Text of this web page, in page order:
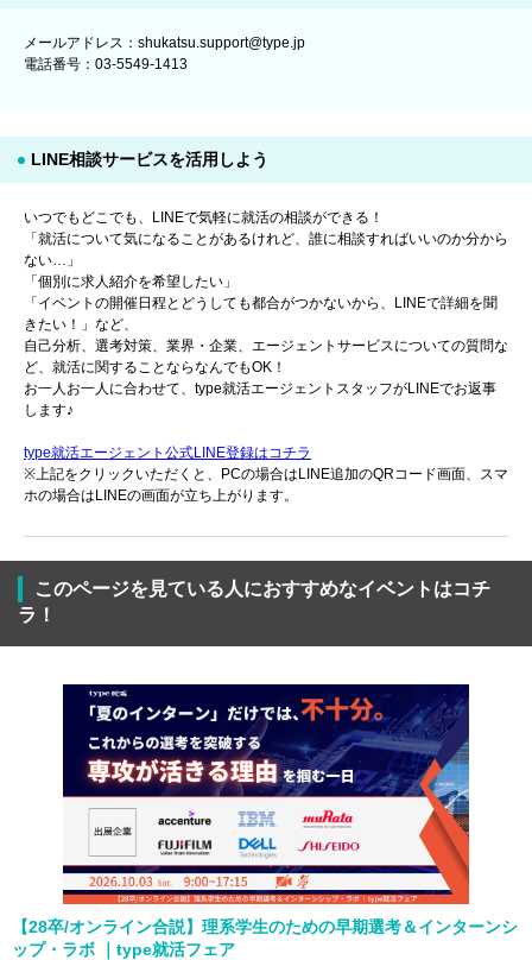
メールアドレス：shukatsu.support@type.jp
電話番号：03-5549-1413
LINE相談サービスを活用しよう
いつでもどこでも、LINEで気軽に就活の相談ができる！
「就活について気になることがあるけれど、誰に相談すればいいのか分から
ない…」
「個別に求人紹介を希望したい」
「イベントの開催日程とどうしても都合がつかないから、LINEで詳細を聞
きたい！」など、
自己分析、選考対策、業界・企業、エージェントサービスについての質問な
ど、就活に関することならなんでもOK！
お一人お一人に合わせて、type就活エージェントスタッフがLINEでお返事
します♪
type就活エージェント公式LINE登録はコチラ
※上記をクリックいただくと、PCの場合はLINE追加のQRコード画面、スマ
ホの場合はLINEの画面が立ち上がります。
このページを見ている人におすすめなイベントはコチ
ラ！
【28卒/オンライン合説】理系学生のための早期選考＆インターンシ
ップ・ラボ ｜type就活フェア